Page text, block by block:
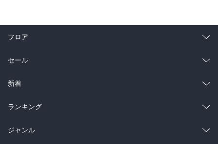
フロア
総合
ラノベ
雑誌・グラビア
BL・TL
セール
総合
ラノベ
雑誌・グラビア
新着
総合
ラノベ
ランキング
総合
ジャンル